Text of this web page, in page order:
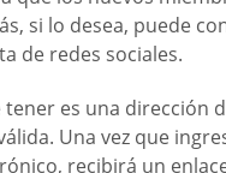
si lo desea, puede
de redes sociales.
tener es una dirección
Una vez que
recibirá un